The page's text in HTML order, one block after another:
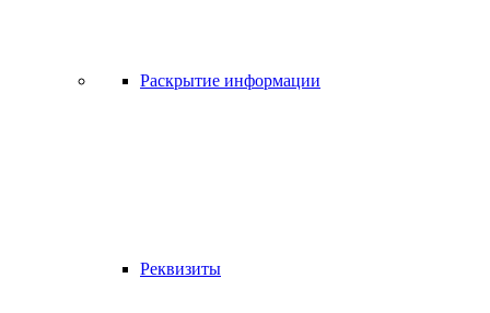
Раскрытие информации
Реквизиты